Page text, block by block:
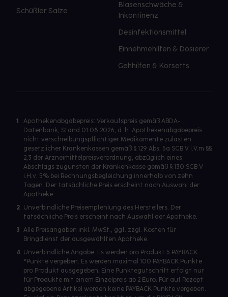
Schüßler Salze
Blasenschwäche &
Inkontinenz
Desinfektionsmittel
Einnehmehilfen & Dosierer
Gehhilfen & Korsetts
1
Apothekenabgabepreis: Verkaufspreis gemäß ABDA-
Datenbank, Stand 01.08.2026, d. h. Apothekenabgabepreis
nicht verschreibungspflichtiger Medikamente zulasten
gesetzlicher Krankenkassen gemäß § 129 Abs. 5a SGB V i.V.m §§
2,3 der Arzneimittelpreisverordnung, abzüglich eines
Abschlags zugunsten der Krankenkasse gemäß § 130 SGB V
i.H.v. 5% bei Rechnungsbegleichung innerhalb von zehn
Tagen. Der tatsächliche Preis erscheint nach Auswahl der
Apotheke.
2 Unverbindliche Preisempfehlung des Herstellers. Der
tatsächliche Preis erscheint nach Auswahl der Apotheke.
3 Alle Preisangaben inkl. MwSt., ggf. zzgl. Kosten für
Bringdienst der ausgewählten Apotheke.
4 Unverbindliche Angabe. Es werden pro Produkt 5 PAYBACK
°Punkte vergeben. Es werden maximal 100 PAYBACK Punkte
pro Produkt ausgegeben. Eine Punktegutschrift erfolgt nur
für Produkte mit einem Einzelpreis ab 2 Euro. Für auf Rezept
abgegebene Artikel werden keine PAYBACK Punkte vergeben.